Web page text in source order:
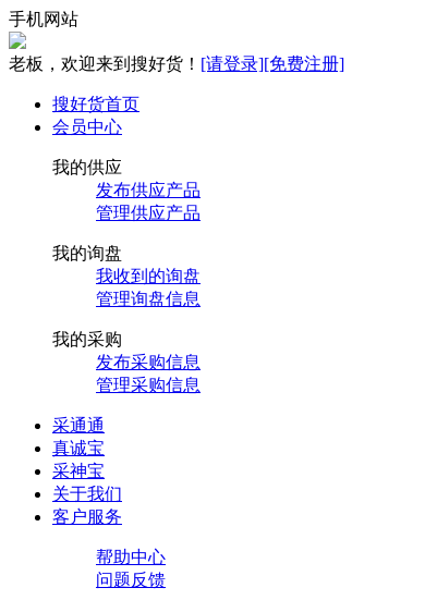
手机网站
老板，欢迎来到搜好货！ [请登录][免费注册]
搜好货首页
会员中心
我的供应
发布供应产品
管理供应产品
我的询盘
我收到的询盘
管理询盘信息
我的采购
发布采购信息
管理采购信息
采通通
真诚宝
采神宝
关于我们
客户服务
帮助中心
问题反馈